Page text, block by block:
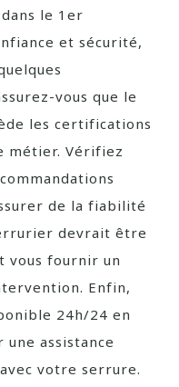
le 1er
et sécurité,
vous que le
les certifications
métier. Vérifiez
de la fiabilité
devrait être
vous fournir un
Enfin,
24h/24 en
une assistance
votre serrure.